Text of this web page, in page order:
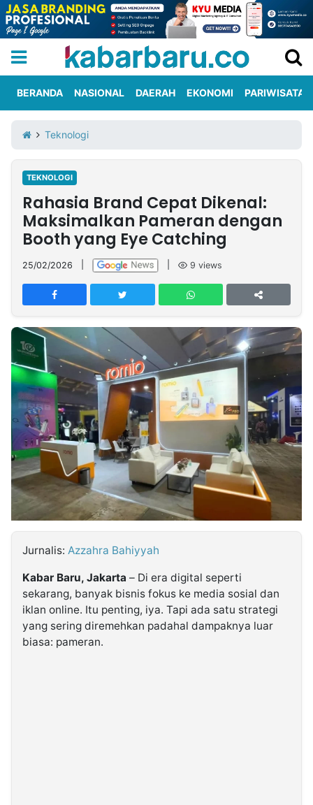
Iklan
Berita
Kami
Nasional
International
Olahraga
Entertainment
Daerah
Pariwisata
Kuliner
Kolom
Network
PT
TREETAN
INDONESIA
Partner
Insight
NTB
Suara
Time
Lens
IDN
Daily
Jogja
Jalan
Rakyat
Idealita
News
Kita
Notice
Dinamikapost.com
Radar
Baru
Seedbacklink
Follow
Kabarbaru
BERANDA NASIONAL DAERAH EKONOMI PARIWISATA
Teknologi
TEKNOLOGI
Rahasia Brand Cepat Dikenal:
Maksimalkan Pameran dengan
Booth yang Eye Catching
25/02/2026 9 views
Jurnalis: Azzahra Bahiyyah
Kabar Baru, Jakarta – Di era digital seperti
sekarang, banyak bisnis fokus ke media sosial dan
iklan online. Itu penting, iya. Tapi ada satu strategi
yang sering diremehkan padahal dampaknya luar
biasa: pameran.